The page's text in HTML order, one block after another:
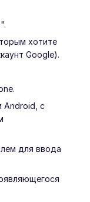
хотите
Google).
Android, с
для ввода